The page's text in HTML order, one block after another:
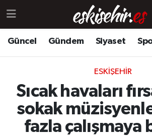
Güncel Gündem Siyaset
ESKIŞEHIR
Sıcak havaları
sokak
fazla çalışmaya